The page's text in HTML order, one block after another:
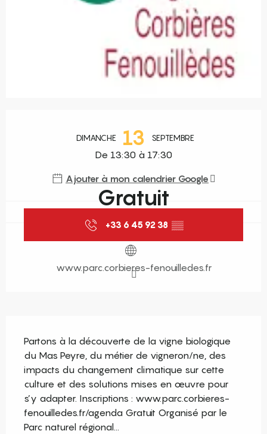
DIMANCHE 13 SEPTEMBRE
De 13:30 à 17:30
Ajouter à mon calendrier Google
Gratuit
+33 6 45 92 38 ▒▒
www.parc.corbieres-fenouilledes.fr
Partons à la découverte de la vigne biologique
du Mas Peyre, du métier de vigneron/ne, des
impacts du changement climatique sur cette
culture et des solutions mises en œuvre pour
s’y adapter. Inscriptions : www.parc.corbieres-
fenouilledes.fr/agenda Gratuit Organisé par le
Parc naturel régional...